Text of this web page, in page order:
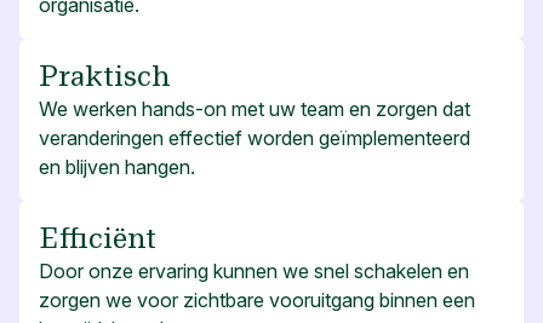
organisatie.
Praktisch
We werken hands-on met uw team en zorgen dat
veranderingen effectief worden geïmplementeerd
en blijven hangen.
Efficiënt
Door onze ervaring kunnen we snel schakelen en
zorgen we voor zichtbare vooruitgang binnen een